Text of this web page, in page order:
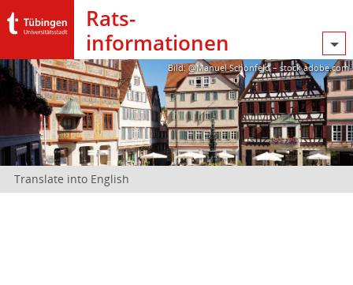
Rats­
informationen
Bild: @Manuel Schönfeld – stock.adobe.com
Translate into English